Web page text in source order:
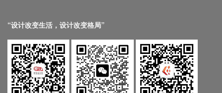
“设计改变生活，设计改变格局”